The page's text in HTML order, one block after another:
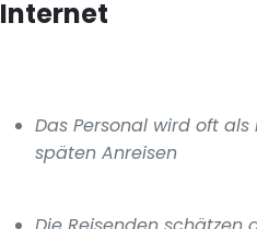
Internet
Das Personal wird oft
späten Anreisen